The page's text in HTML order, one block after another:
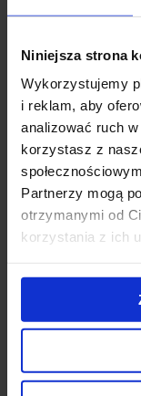
Niniejsza strona
Wykorzystujemy
i reklam, aby
analizować ruch
korzystasz z
Partnerzy mogą
otrzymanymi od
korzystania z ich
„Już wkrótce nasi
w bardzo
przestrzeniach”,
Grupie LUX MED.